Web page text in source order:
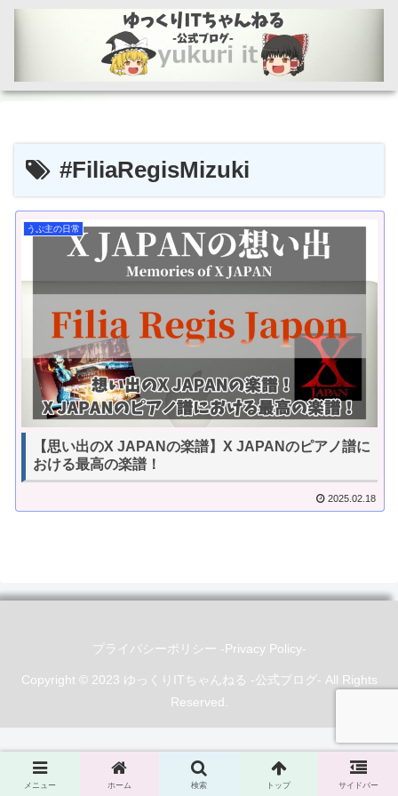
#FiliaRegisMizuki
うぷ主の日常
【思い出のX JAPANの楽譜】X JAPANのピアノ譜に
おける最高の楽譜！
2025.02.18
プライバシーポリシー -Privacy Policy-
Copyright © 2023 ゆっくりITちゃんねる -公式ブログ- All Rights
Reserved.
メニュー ホーム 検索 トップ サイドバー